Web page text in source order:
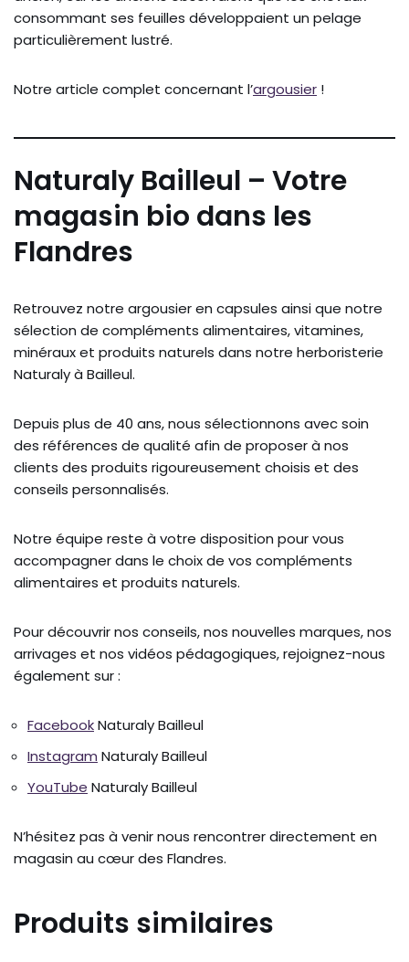
consommant ses feuilles développaient un pelage
particulièrement lustré.
Notre article complet concernant l’argousier !
Naturaly Bailleul – Votre
magasin bio dans les
Flandres
Retrouvez notre argousier en capsules ainsi que notre
sélection de compléments alimentaires, vitamines,
minéraux et produits naturels dans notre herboristerie
Naturaly à Bailleul.
Depuis plus de 40 ans, nous sélectionnons avec soin
des références de qualité afin de proposer à nos
clients des produits rigoureusement choisis et des
conseils personnalisés.
Notre équipe reste à votre disposition pour vous
accompagner dans le choix de vos compléments
alimentaires et produits naturels.
Pour découvrir nos conseils, nos nouvelles marques, nos
arrivages et nos vidéos pédagogiques, rejoignez-nous
également sur :
FacebookNaturaly Bailleul
Instagram Naturaly Bailleul
YouTube Naturaly Bailleul
N’hésitez pas à venir nous rencontrer directement en
magasin au cœur des Flandres.
Produits similaires